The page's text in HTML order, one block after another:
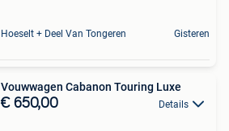
Hoeselt + Deel Van Tongeren Gisteren
Vouwwagen Cabanon Touring Luxe
€ 650,00 Details